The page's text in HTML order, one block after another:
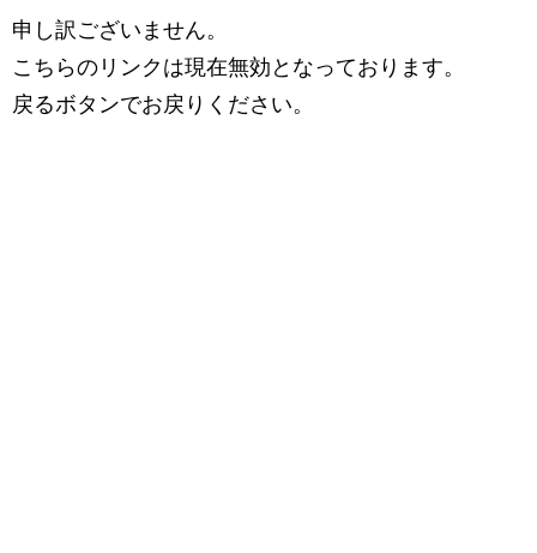
申し訳ございません。
こちらのリンクは現在無効となっております。
戻るボタンでお戻りください。